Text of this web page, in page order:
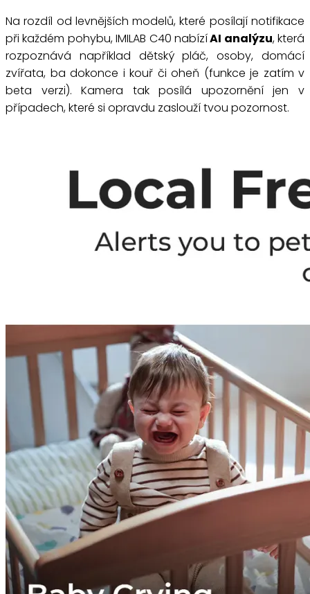
Na rozdíl od levnějších modelů, které posílají notifikace
při každém pohybu, IMILAB C40 nabízíAI analýzu, která
rozpoznává například dětský pláč, osoby, domácí
zvířata, ba dokonce i kouř či oheň (funkce je zatím v
beta verzi). Kamera tak posílá upozornění jen v
případech, které si opravdu zaslouží tvou pozornost.